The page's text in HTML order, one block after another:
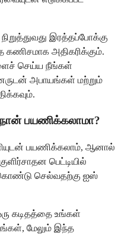
நிறுத்துவது இரத்தப்போக்கு
கணிசமாக அதிகரிக்கும்.
செய்ய நீங்கள்
அபாயங்கள் மற்றும்
பயணிக்கலாமா?
பயணிக்கலாம், ஆனால்
பெட்டியில்
செல்வதற்கு ஐஸ்
கடிதத்தை உங்கள்
மேலும் இந்த